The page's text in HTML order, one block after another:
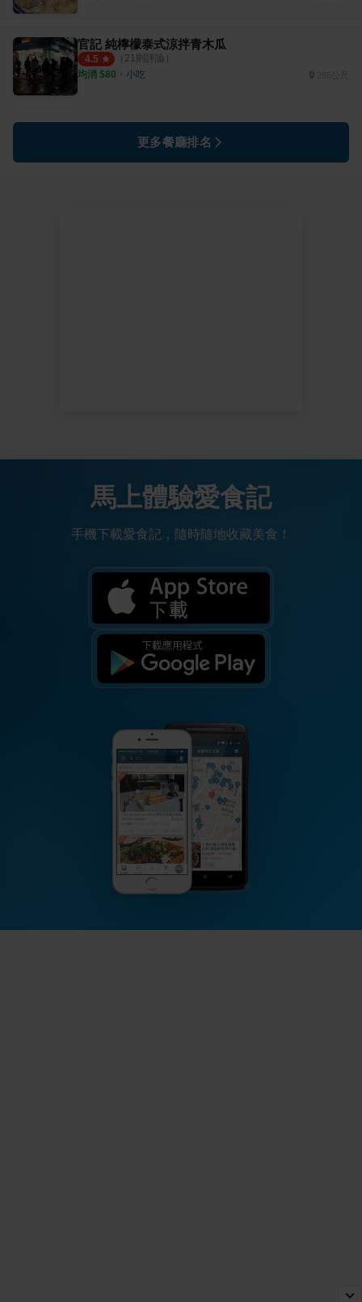
官記 純檸檬泰式涼拌青木瓜
4.5 （ 21則評論）
均消 $80 ・ 小吃 285公尺
更多餐廳排名
馬上體驗愛食記
手機下載愛食記，隨時隨地收藏美食！